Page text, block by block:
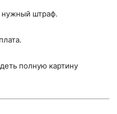
нужный штраф.
полную картину